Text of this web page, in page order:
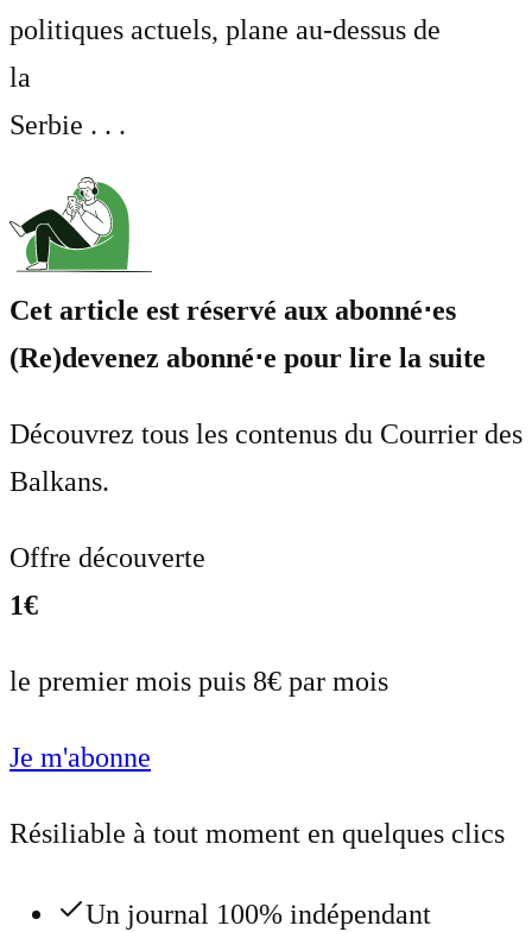
politiques actuels, plane au-dessus de
la
Serbie . . .
Cet article est réservé aux abonné⋅es
(Re)devenez abonné⋅e pour lire la suite
Découvrez tous les contenus du Courrier des
Balkans.
Offre découverte
1€
le premier mois puis 8€ par mois
Je m'abonne
Résiliable à tout moment en quelques clics
Un journal 100% indépendant